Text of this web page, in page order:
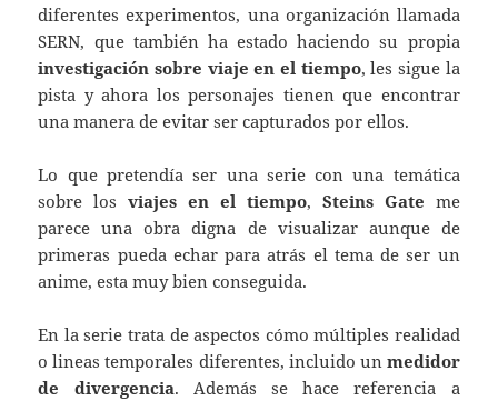
diferentes experimentos, una organización llamada
SERN, que también ha estado haciendo su propia
investigación sobre viaje en el tiempo, les sigue la
pista y ahora los personajes tienen que encontrar
una manera de evitar ser capturados por ellos.
Lo que pretendía ser una serie con una temática
sobre losviajes en el tiempo, Steins Gate me
parece una obra digna de visualizar aunque de
primeras pueda echar para atrás el tema de ser un
anime, esta muy bien conseguida.
En la serie trata de aspectos cómo múltiples realidad
o lineas temporales diferentes, incluido un medidor
de divergencia. Además se hace referencia a